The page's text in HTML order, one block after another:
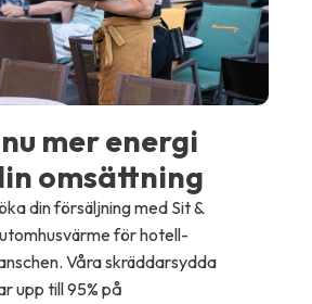
mer energi
omsättning
din försäljning med Sit &
för hotell-
Våra skräddarsydda
upp till 95% på